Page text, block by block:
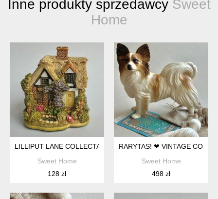
Inne produkty sprzedawcy Sweet
Home
LILLIPUT LANE COLLECTABLE - HANDMADE - MOTHER'S
Sweet Home
128 zł
RARYTAS! ❤ VINTAGE
Sweet Home
498 zł